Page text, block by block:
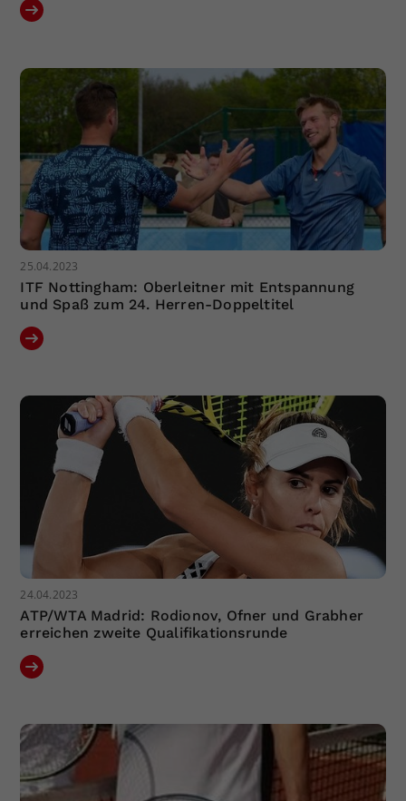
25.04.2023
ITF Nottingham: Oberleitner mit Entspannung
und Spaß zum 24. Herren-Doppeltitel
24.04.2023
ATP/WTA Madrid: Rodionov, Ofner und Grabher
erreichen zweite Qualifikationsrunde